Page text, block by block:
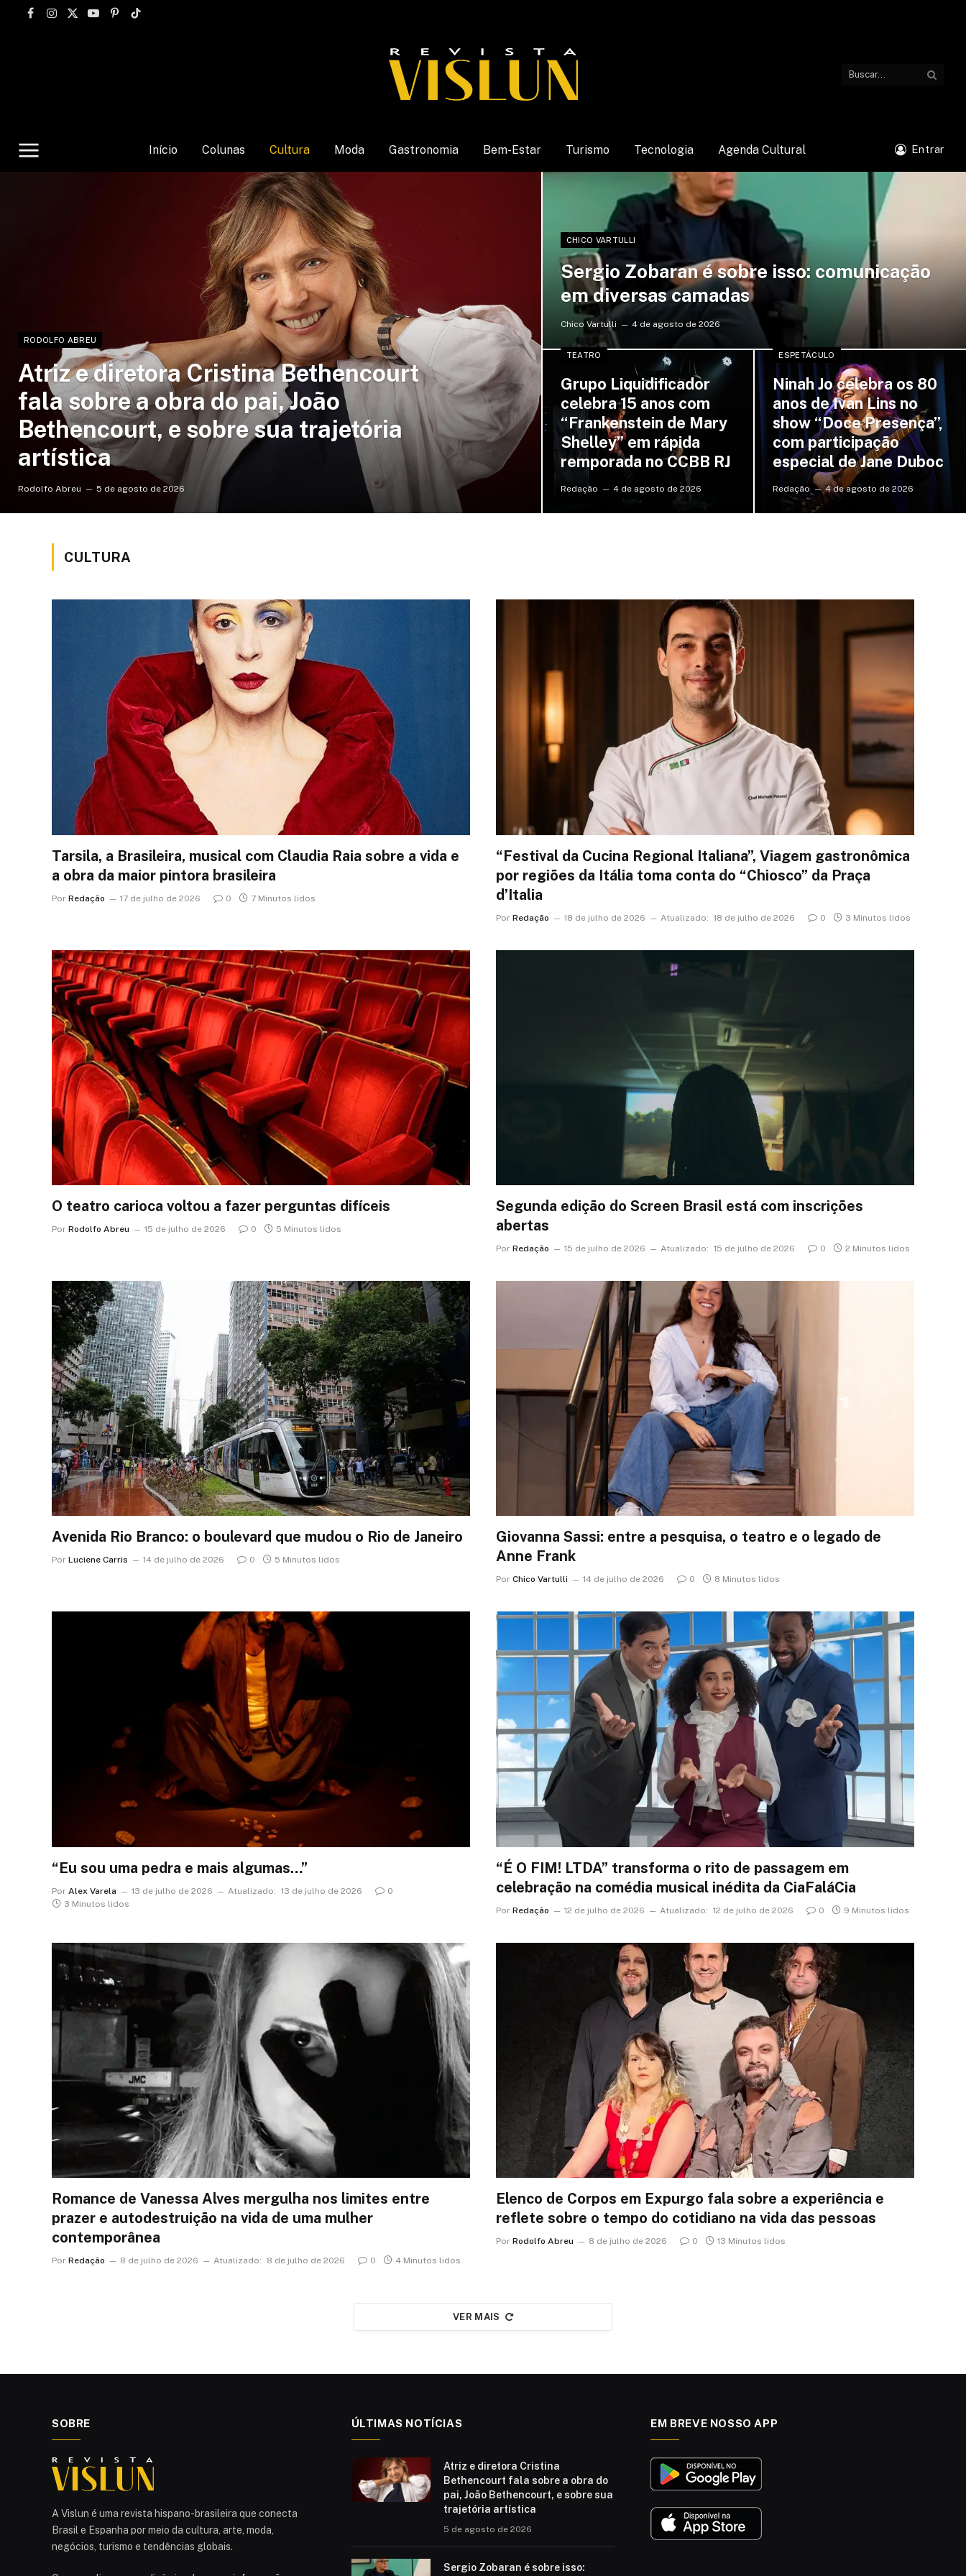
Facebook
Instagram
X
YouTubePinterest
TikTok
Início Colunas Cultura Moda Gastronomia Bem-Estar Turismo Tecnologia Agenda Cultural Entrar
RODOLFO ABREU
Atriz e diretora Cristina Bethencourt
fala sobre a obra do pai, João
Bethencourt, e sobre sua trajetória
artística
Rodolfo Abreu 5 de agosto de 2026
CHICO VARTULLI
Sergio Zobaran é sobre isso: comunicação
em diversas camadas
Chico Vartulli 4 de agosto de 2026
TEATRO
Grupo Liquidificador
celebra 15 anos com
“Frankenstein de Mary
Shelley” em rápida
remporada no CCBB RJ
Redação 4 de agosto de 2026
ESPETÁCULO
Ninah Jo celebra os 80
anos de Ivan Lins no
show “Doce Presença”,
com participação
especial de Jane Duboc
Redação 4 de agosto de 2026
CULTURA
Tarsila, a Brasileira, musical com Claudia Raia sobre a vida e
a obra da maior pintora brasileira
Por Redação 17 de julho de 2026 0 7 Minutos lidos
“Festival da Cucina Regional Italiana”, Viagem gastronômica
por regiões da Itália toma conta do “Chiosco” da Praça
d’Italia
Por Redação 18 de julho de 2026 Atualizado: 18 de julho de 2026 0 3 Minutos lidos
O teatro carioca voltou a fazer perguntas difíceis
Por Rodolfo Abreu 15 de julho de 2026 0 5 Minutos lidos
Segunda edição do Screen Brasil está com inscrições
abertas
Por Redação 15 de julho de 2026 Atualizado: 15 de julho de 2026 0 2 Minutos lidos
Avenida Rio Branco: o boulevard que mudou o Rio de Janeiro
Por Luciene Carris 14 de julho de 2026 0 5 Minutos lidos
Giovanna Sassi: entre a pesquisa, o teatro e o legado de
Anne Frank
Por Chico Vartulli 14 de julho de 2026 0 8 Minutos lidos
“Eu sou uma pedra e mais algumas…”
Por Alex Varela 13 de julho de 2026 Atualizado: 13 de julho de 2026
0
3 Minutos lidos
“É O FIM! LTDA” transforma o rito de passagem em
celebração na comédia musical inédita da CiaFaláCia
Por Redação 12 de julho de 2026 Atualizado: 12 de julho de 2026 0 9 Minutos lidos
Romance de Vanessa Alves mergulha nos limites entre
prazer e autodestruição na vida de uma mulher
contemporânea
Por Redação 8 de julho de 2026 Atualizado: 8 de julho de 2026 0 4 Minutos lidos
Elenco de Corpos em Expurgo fala sobre a experiência e
reflete sobre o tempo do cotidiano na vida das pessoas
Por Rodolfo Abreu 8 de julho de 2026 0 13 Minutos lidos
VER MAIS
SOBRE
A Vislun é uma revista hispano-brasileira que conecta
Brasil e Espanha por meio da cultura, arte, moda,
negócios, turismo e tendências globais.
ÚLTIMAS NOTÍCIAS
Atriz e diretora Cristina
Bethencourt fala sobre a obra do
pai, João Bethencourt, e sobre sua
trajetória artística
5 de agosto de 2026
Sergio Zobaran é sobre isso:
EM BREVE NOSSO APP